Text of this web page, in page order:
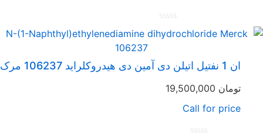
امتیاز
0
ان 1 نفتیل اتیلن دی آمین دی هیدروکلراید 106237 مرک
تومان19,500,000
Call for price